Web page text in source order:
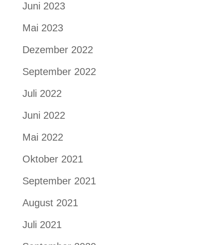
Juni 2023
Mai 2023
Dezember 2022
September 2022
Juli 2022
Juni 2022
Mai 2022
Oktober 2021
September 2021
August 2021
Juli 2021